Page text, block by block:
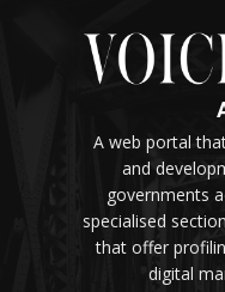
A web portal
and
governments
specialised
that offer
digital